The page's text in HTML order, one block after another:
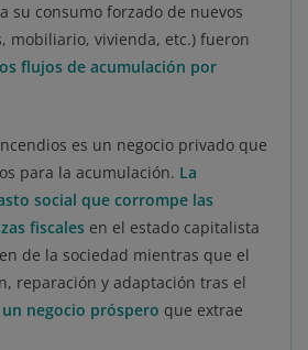
su consumo forzado de nuevos
mobiliario, vivienda, etc.) fueron
flujos de acumulación por
es un negocio privado que
para la acumulación. La
social que corrompe las
fiscales en el estado capitalista
de la sociedad mientras que el
reparación y adaptación tras el
un negocio próspero que extrae